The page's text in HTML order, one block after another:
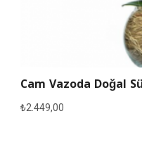
Cam Vazoda Doğal
₺2.449,00